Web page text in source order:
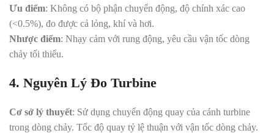
Ưu điểm: Không có bộ phận chuyển động, độ chính xác cao
(<0.5%), đo được cả lỏng, khí và hơi.
Nhược điểm: Nhạy cảm với rung động, yêu cầu vận tốc dòng
chảy tối thiểu.
4. Nguyên Lý Đo Turbine
Cơ sở lý thuyết: Sử dụng chuyển động quay của cánh turbine
trong dòng chảy. Tốc độ quay tỷ lệ thuận với vận tốc dòng chảy.